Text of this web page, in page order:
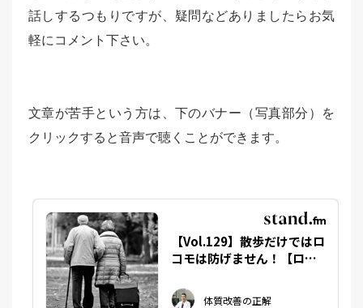
話しするつもりですが、疑問などありましたらお気
軽にコメント下さい。
文章が苦手という方は、下のバナー（写真部分）を
クリックすると音声で聴くことができます。